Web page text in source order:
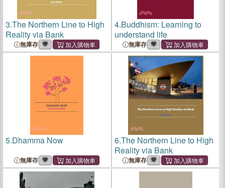
3.The Northern Line to High
Reality via Bank
無庫存
4.Buddhism: Learning to
understand life
無庫存
5.Dhamma Now
無庫存
6.The Northern Line to High
Reality via Bank
無庫存